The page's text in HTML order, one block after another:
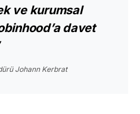
ve kurumsal
davet
Johann Kerbrat